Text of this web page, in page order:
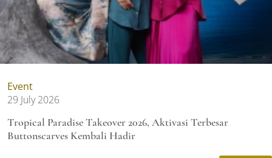
Event
29 July 2026
Tropical Paradise Takeover 2026, Aktivasi Terbesar
Buttonscarves Kembali Hadir